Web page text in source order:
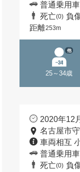
普通乗用車
死亡(0) 負
距離253m
25～34歳
他
2020年12
名古屋市
車両相互
普通乗用車
死亡(0) 負